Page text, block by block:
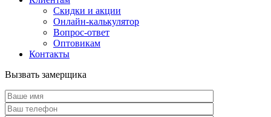
Скидки и акции
Онлайн-калькулятор
Вопрос-ответ
Оптовикам
Контакты
Вызвать замерщика